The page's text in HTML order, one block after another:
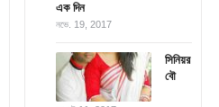
এক দিন
নভে. 19, 2017
সিনিয়র
বৌ